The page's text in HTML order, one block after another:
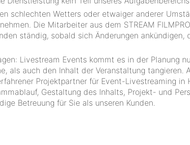
schlechten Wetters oder etwaiger anderer
Die Mitarbeiter aus dem STREAM
ständig, sobald sich Änderungen ankündigen,
Livestream Events kommt es in der Planung
als auch den Inhalt der Veranstaltung tangieren.
Projektpartner für Event-Livestreaming in
Gestaltung des Inhalts, Projekt- und
Betreuung für Sie als unseren Kunden.